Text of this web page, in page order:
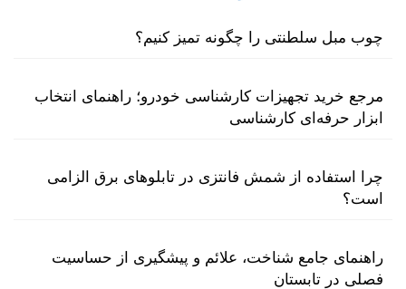
چوب مبل سلطنتی را چگونه تمیز کنیم؟
مرجع خرید تجهیزات کارشناسی خودرو؛ راهنمای انتخاب
ابزار حرفه‌ای کارشناسی
چرا استفاده از شمش فانتزی در تابلوهای برق الزامی
است؟
راهنمای جامع شناخت، علائم و پیشگیری از حساسیت
فصلی در تابستان